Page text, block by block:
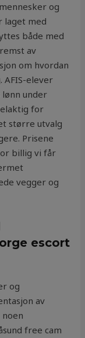
og
laget med
både med
av
om hvordan
AFIS-elever
under
for
større utvalg
Prisene
billig vi får
vegger og
escort
og
av
free cam